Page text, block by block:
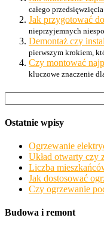
całego
Jak przygotować
nieprzyjemnych
Demontaż czy
pierwszym krokiem,
Czy montować
kluczowe znaczenie
Ostatnie wpisy
Ogrzewanie
Układ otwarty czy
Liczba
Jak dostosować
Czy ogrzewanie
Budowa i remont